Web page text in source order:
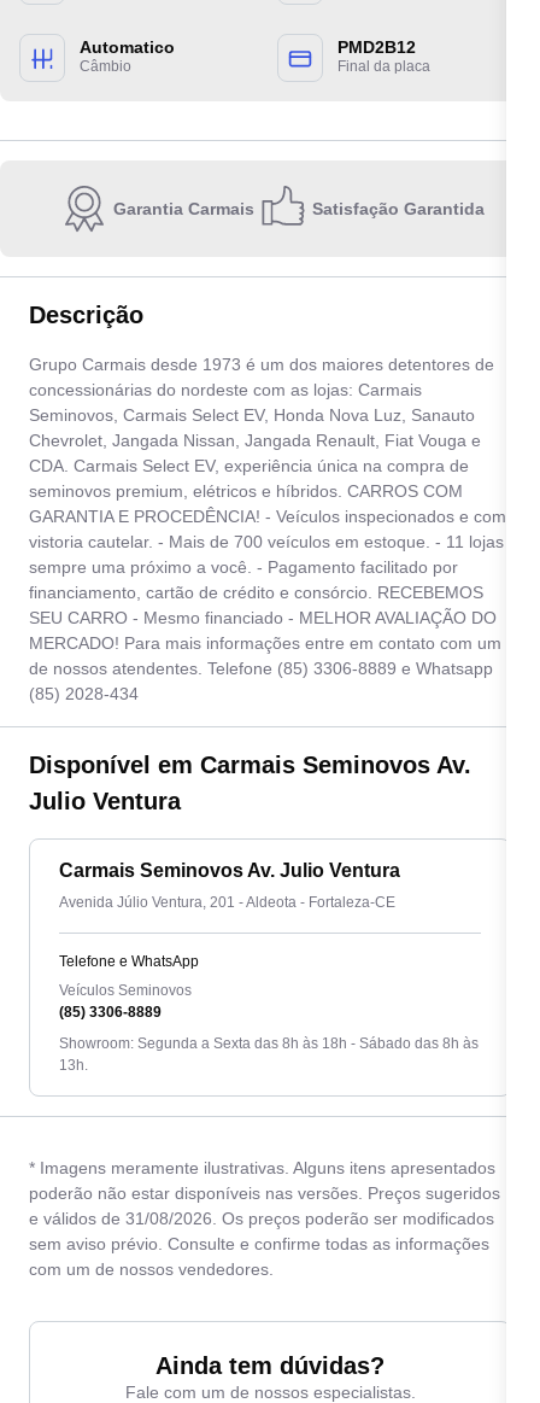
Automatico
Câmbio
PMD2B12
Final da placa
Garantia Carmais Satisfação Garantida
Descrição
Grupo Carmais desde 1973 é um dos maiores detentores de
concessionárias do nordeste com as lojas: Carmais
Seminovos, Carmais Select EV, Honda Nova Luz, Sanauto
Chevrolet, Jangada Nissan, Jangada Renault, Fiat Vouga e
CDA. Carmais Select EV, experiência única na compra de
seminovos premium, elétricos e híbridos. CARROS COM
GARANTIA E PROCEDÊNCIA! - Veículos inspecionados e com
vistoria cautelar. - Mais de 700 veículos em estoque. - 11 lojas
sempre uma próximo a você. - Pagamento facilitado por
financiamento, cartão de crédito e consórcio. RECEBEMOS
SEU CARRO - Mesmo financiado - MELHOR AVALIAÇÃO DO
MERCADO! Para mais informações entre em contato com um
de nossos atendentes. Telefone (85) 3306-8889 e Whatsapp
(85) 2028-434
Disponível em Carmais Seminovos Av.
Julio Ventura
Carmais Seminovos Av. Julio Ventura
Avenida Júlio Ventura, 201 - Aldeota - Fortaleza-CE
Telefone e WhatsApp
Veículos Seminovos
(85) 3306-8889
Showroom: Segunda a Sexta das 8h às 18h - Sábado das 8h às
13h.
* Imagens meramente ilustrativas. Alguns itens apresentados
poderão não estar disponíveis nas versões. Preços sugeridos
e válidos de 31/08/2026. Os preços poderão ser modificados
sem aviso prévio. Consulte e confirme todas as informações
com um de nossos vendedores.
Ainda tem dúvidas?
Fale com um de nossos especialistas.
Quero receber contato por:
E-mail WhatsApp Telefone
Ao informar meus dados, eu concordo com aPolítica de privacidade
Enviar